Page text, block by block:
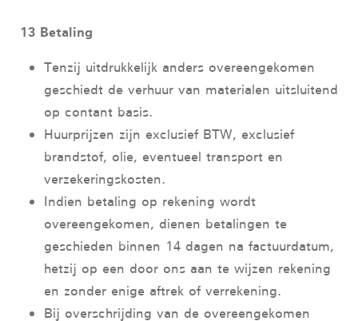
13 Betaling
Tenzij uitdrukkelijk anders overeengekomen
geschiedt de verhuur van materialen uitsluitend
op contant basis.
Huurprijzen zijn exclusief BTW, exclusief
brandstof, olie, eventueel transport en
verzekeringskosten.
Indien betaling op rekening wordt
overeengekomen, dienen betalingen te
geschieden binnen 14 dagen na factuurdatum,
hetzij op een door ons aan te wijzen rekening
en zonder enige aftrek of verrekening.
Bij overschrijding van de overeengekomen